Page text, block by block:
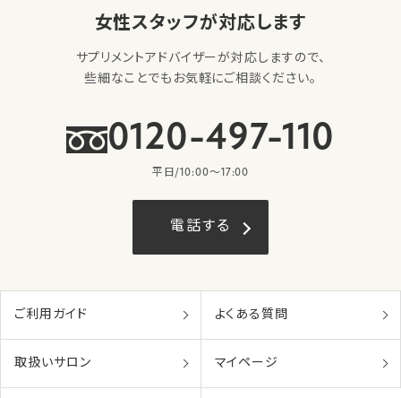
女性スタッフが対応します
サプリメントアドバイザーが対応しますので、
些細なことでもお気軽にご相談ください。
0120-497-110
平日/10:00〜17:00
電話する
ご利用ガイド よくある質問
取扱いサロン マイページ